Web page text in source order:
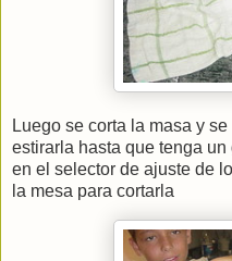
Luego se corta la masa y
estirarla hasta que tenga
en el selector de ajuste de
la mesa para cortarla